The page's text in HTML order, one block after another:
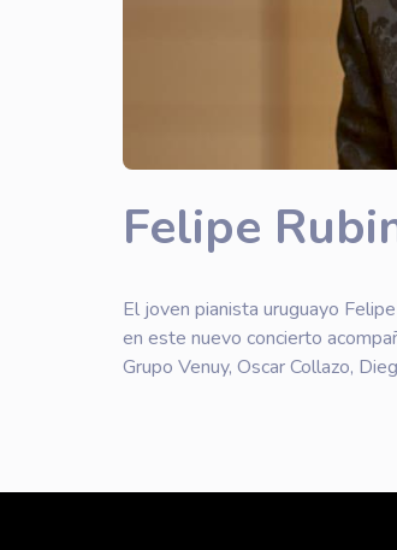
Felipe
El joven pianista uruguayo
en este nuevo concierto
Grupo Venuy, Oscar Collazo,